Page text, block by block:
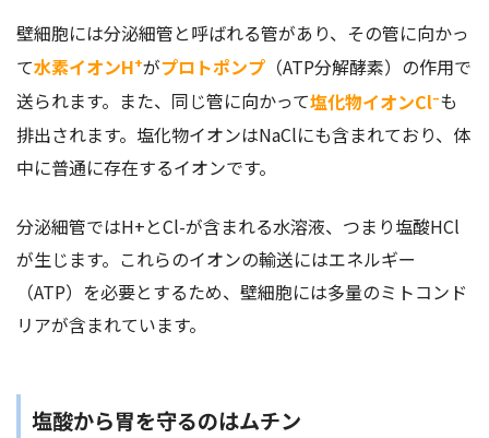
壁細胞には分泌細管と呼ばれる管があり、その管に向かっ
て水素イオンH+がプロトポンプ （ATP分解酵素）の作用で
送られます。また、同じ管に向かって塩化物イオンCl–も
排出されます。塩化物イオンはNaClにも含まれており、体
中に普通に存在するイオンです。
分泌細管ではH+とCl-が含まれる水溶液、つまり塩酸HCl
が生じます。これらのイオンの輸送にはエネルギー
（ATP）を必要とするため、壁細胞には多量のミトコンド
リアが含まれています。
塩酸から胃を守るのはムチン